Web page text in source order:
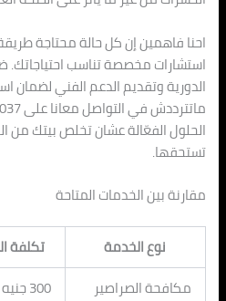
احنا فاهمين إن كل حالة محتاجة
استشارات مخصصة تناسب احتياجاتك.
الدورية وتقديم الدعم الفني لضمان
الحلول الفعّالة عشان تخلص بيتك من
تستحقها.
مقارنة بين الخدمات المتاحة
نوع الخدمة تكلفة
مكافحة الصراصير
300 جنيه